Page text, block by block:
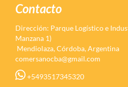
Contacto
Dirección: Parque Logístico e
Manzana 1)
Mendiolaza, Córdoba, Argentina
comersanocba@gmail.com
+5493517345320